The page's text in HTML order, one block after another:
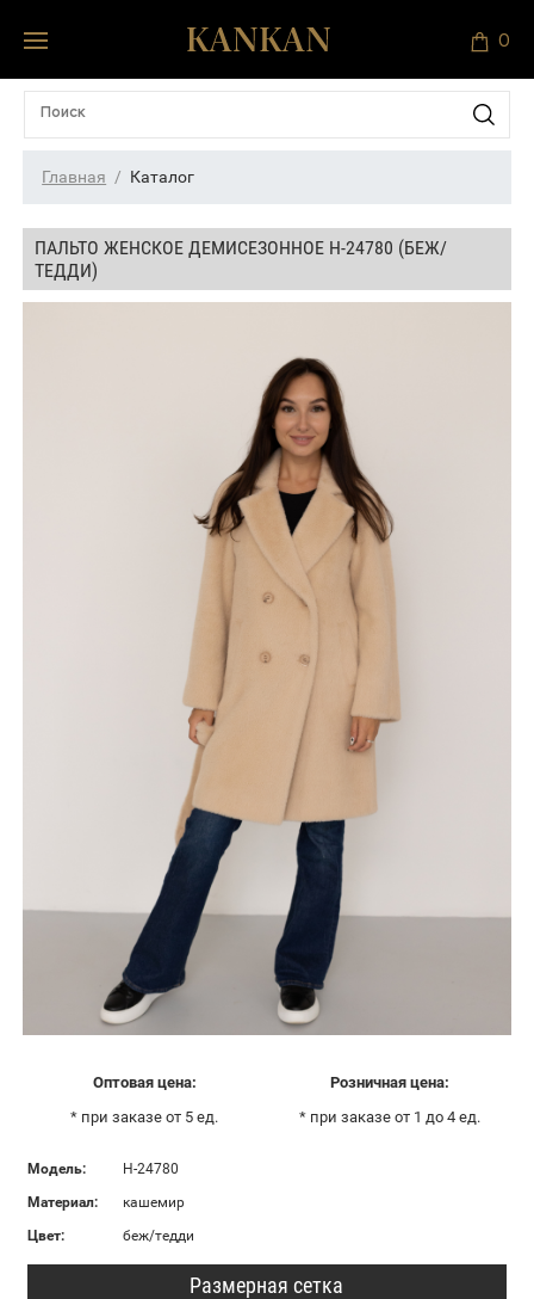
0
Главная Каталог
ПАЛЬТО ЖЕНСКОЕ ДЕМИСЕЗОННОЕ Н-24780 (БЕЖ/
ТЕДДИ)
Оптовая цена:
* при заказе от 5 ед.
Розничная цена:
* при заказе от 1 до 4 ед.
Модель:
Н-24780
Материал:
кашемир
Цвет:
беж/тедди
Размерная сетка